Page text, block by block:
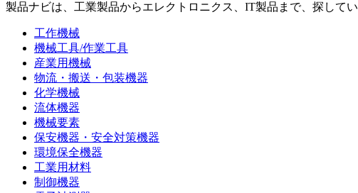
製品ナビは、工業製品からエレクトロニクス、IT製品まで、探して
工作機械
機械工具/作業工具
産業用機械
物流・搬送・包装機器
化学機械
流体機器
機械要素
保安機器・安全対策機器
環境保全機器
工業用材料
制御機器